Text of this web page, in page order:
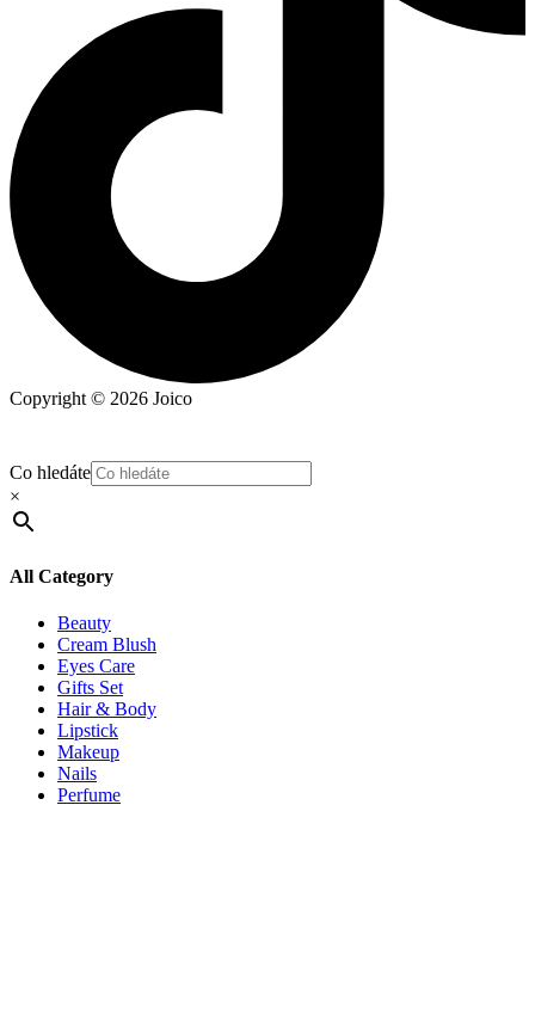
Copyright © 2026 Joico
Co hledáte
×
All Category
Beauty
Cream Blush
Eyes Care
Gifts Set
Hair & Body
Lipstick
Makeup
Nails
Perfume